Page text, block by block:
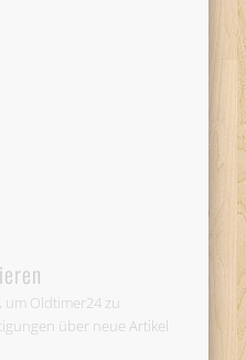
um Oldtimer24 zu
über neue Artikel